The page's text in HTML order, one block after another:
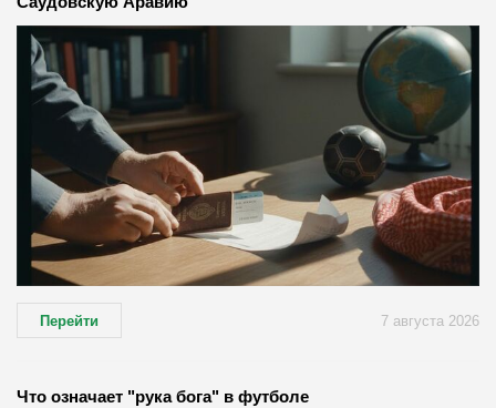
Перейти 7 августа 2026
Что означает "рука бога" в футболе